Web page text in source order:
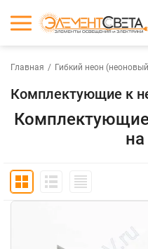
Главная / Гибкий неон
Комплектующие к
Комплектующие